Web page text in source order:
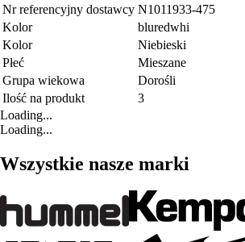
Nr referencyjny dostawcy N1011933-475
Kolor
bluredwhi
Kolor
Niebieski
Płeć
Mieszane
Grupa wiekowa
Dorośli
Ilość na produkt
3
Loading...
Loading...
Wszystkie nasze marki